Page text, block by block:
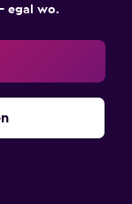
egal wo.